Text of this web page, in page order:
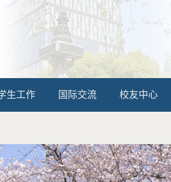
生工作 国际交流 校友中心